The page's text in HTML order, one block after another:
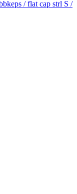
/ flat cap strl S /